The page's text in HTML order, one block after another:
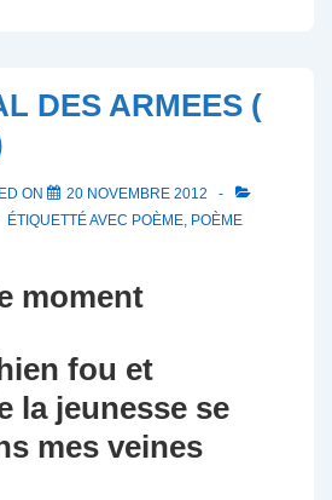
DES ARMEES (
ON
20 NOVEMBRE 2012
ÉTIQUETTÉ AVEC POÈME, POÈME
moment
fou et
la jeunesse se
mes veines